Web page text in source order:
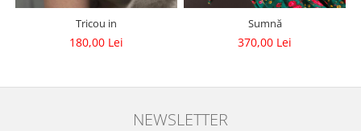
Tricou in
180,00 Lei
Sumnă
370,00 Lei
NEWSLETTER